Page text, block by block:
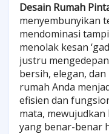
Desain Rumah
menyembunyikan
mendominasi
menolak kesan
justru
bersih, elegan,
rumah Anda
efisien dan
mata, mewujudkan
yang benar-benar